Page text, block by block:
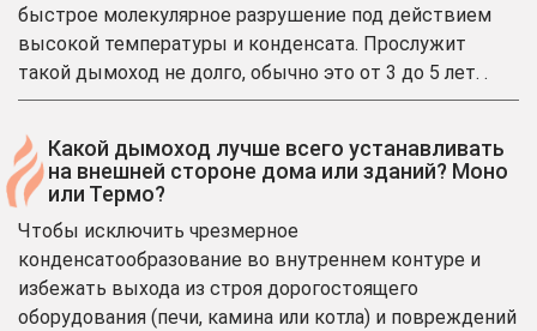
быстрое молекулярное разрушение под действием
высокой температуры и конденсата. Прослужит
такой дымоход не долго, обычно это от 3 до 5 лет. .
Какой дымоход лучше всего устанавливать
на внешней стороне дома или зданий? Моно
или Термо?
Чтобы исключить чрезмерное
конденсатообразование во внутреннем контуре и
избежать выхода из строя дорогостоящего
оборудования (печи, камина или котла) и повреждений